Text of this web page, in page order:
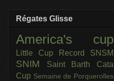
Régates Glisse
America's cup
Little Cup Record SNSM
SNIM
Saint Barth Cata
Cup Semaine de Porquerolles